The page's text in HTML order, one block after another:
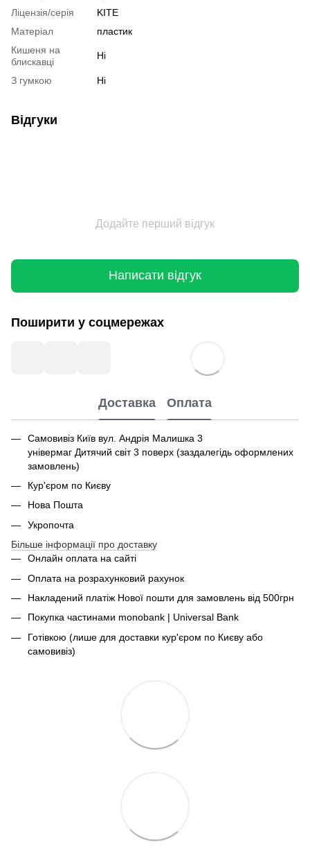
Ліцензія/серія
KITE
Матеріал
пластик
Кишеня на
блискавці
Ні
З гумкою Ні
Відгуки
Додайте перший відгук
Написати відгук
Поширити у соцмережах
Доставка Оплата
Самовивіз Київ вул. Андрія Малишка 3
універмаг Дитячий світ 3 поверх (заздалегідь оформлених
замовлень)
Кур'єром по Києву
Нова Пошта
Укропочта
Більше інформації про доставку
Онлайн оплата на сайті
Оплата на розрахунковий рахунок
Накладений платіж Нової пошти для замовлень від 500грн
Покупка частинами monobank | Universal Bank
Готівкою (лише для доставки кур'єром по Києву або
самовивіз)